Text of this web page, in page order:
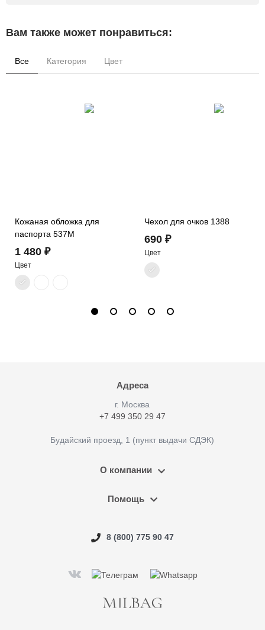
Вам также может понравиться:
Все Категория Цвет
Кожаная обложка для
паспорта 537M
1 480 ₽
Цвет
Чехол для очков 1388
690 ₽
Цвет
Адреса
г. Москва
+7 499 350 29 47
Будайский проезд, 1 (пункт выдачи СДЭК)
О компании
Помощь
8 (800) 775 90 47